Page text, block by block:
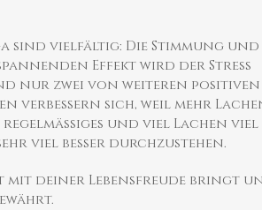
sind vielfältig: Die Stimmung und
Effekt wird der Stress
nur zwei von weiteren positiven
verbessern sich, weil mehr
und viel Lachen viel
viel besser durchzustehen.
mit deiner Lebensfreude bringt